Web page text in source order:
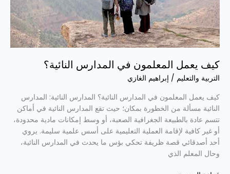
كيف يعمل المعلمون في المدارس النائية؟
التربية والتعليم / إبراهيم الغازي
كيف يعمل المعلمون في المدارس النائية؟ المدارس النائية: المدارس
النائية مسألة من الخطورة بمكان؛ حيث تقع المدارس النائية في أماكن
تتسم عادة بالطبيعة الجغرافية الصعبة، أو وسط إمكانات مادية محدودة،
أو غير كافية لإقامة العملية التعليمية على أسس علمية سليمة. يروي
أحد أصدقائي قصة ظريفة تحكي بؤس ما يحدث في المدارس النائية،
وحال المعلم الذي